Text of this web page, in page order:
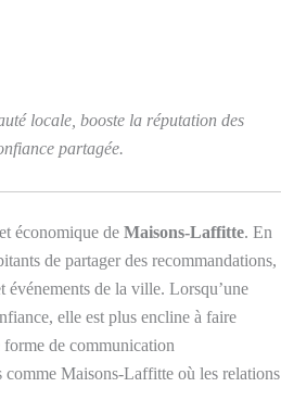
locale, booste la réputation des
partagée.
économique de Maisons-Laffitte. En
de partager des recommandations,
événements de la ville. Lorsqu’une
elle est plus encline à faire
de communication
comme Maisons-Laffitte où les relations